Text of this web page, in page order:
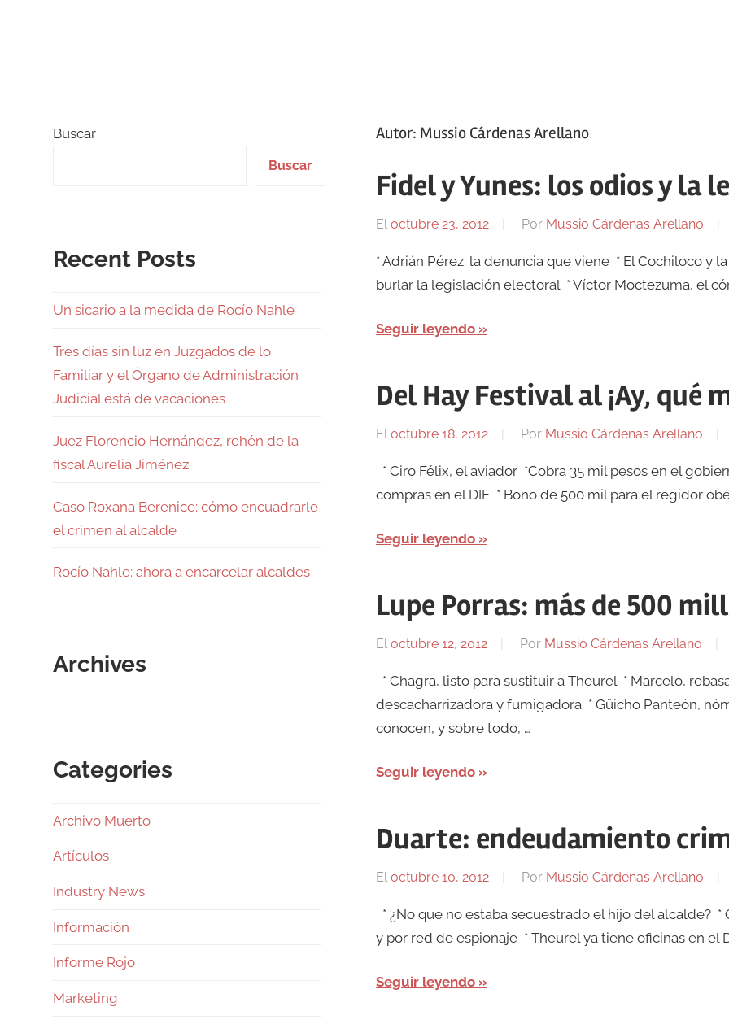
Autor: Mussio Cárdenas Arellano
Fidel y Yunes: los odios y la
Eloctubre 23, 2012 Por Mussio Cárdenas Arellano
* Adrián Pérez: la denuncia que viene * El Cochiloco y
burlar la legislación electoral * Víctor Moctezuma, el
Seguir leyendo
Del Hay Festival al ¡Ay, qué
Eloctubre 18, 2012 Por Mussio Cárdenas Arellano
* Ciro Félix, el aviador *Cobra 35 mil pesos en el
compras en el DIF * Bono de 500 mil para el regidor
Seguir leyendo
Lupe Porras: más de 500
Eloctubre 12, 2012 Por Mussio Cárdenas Arellano
* Chagra, listo para sustituir a Theurel * Marcelo,
descacharrizadora y fumigadora * Güicho Panteón,
conocen, y sobre todo, …
Seguir leyendo
Duarte: endeudamiento
Eloctubre 10, 2012 Por Mussio Cárdenas Arellano
* ¿No que no estaba secuestrado el hijo del alcalde?
y por red de espionaje * Theurel ya tiene oficinas en el
Seguir leyendo
Buscar
Buscar
Recent Posts
Un sicario a la medida de Rocío Nahle
Tres días sin luz en Juzgados de lo
Familiar y el Órgano de Administración
Judicial está de vacaciones
Juez Florencio Hernández, rehén de la
fiscal Aurelia Jiménez
Caso Roxana Berenice: cómo encuadrarle
el crimen al alcalde
Rocío Nahle: ahora a encarcelar alcaldes
Archives
Categories
Archivo Muerto
Artículos
Industry News
Información
Informe Rojo
Marketing